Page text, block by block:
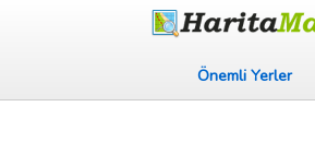
Önemli Yerler